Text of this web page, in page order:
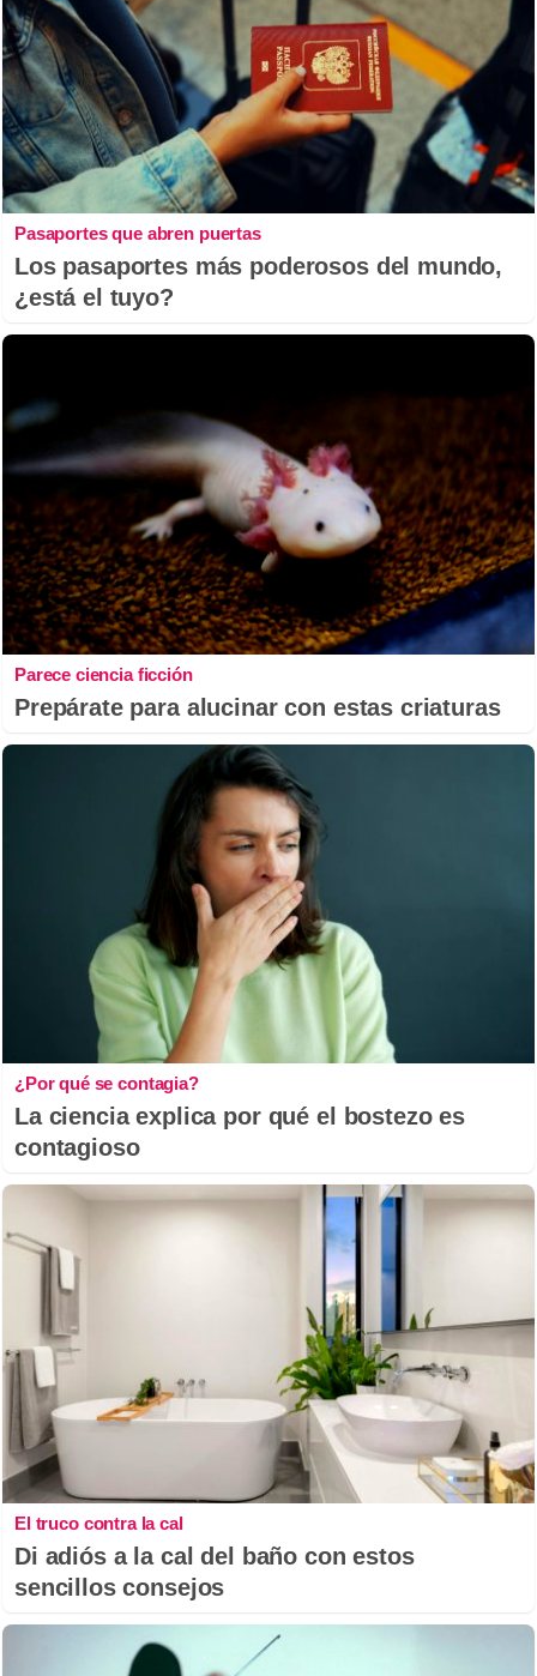
Pasaportes que abren puertas
Los pasaportes más poderosos del mundo,
¿está el tuyo?
Parece ciencia ficción
Prepárate para alucinar con estas criaturas
¿Por qué se contagia?
La ciencia explica por qué el bostezo es
contagioso
El truco contra la cal
Di adiós a la cal del baño con estos
sencillos consejos